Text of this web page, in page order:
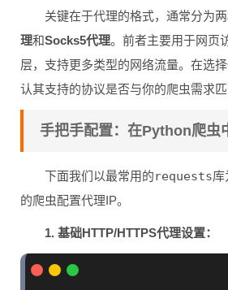
关键在于代理的格式，通常分为两
理和Socks5代理。前者主要用于网页
层，支持更多类型的网络流量。在选
认其支持的协议是否与你的爬虫需求匹
手把手配置：在Python爬虫
下面我们以最常用的requests库
的爬虫配置代理IP。
1. 基础HTTP/HTTPS代理设置：